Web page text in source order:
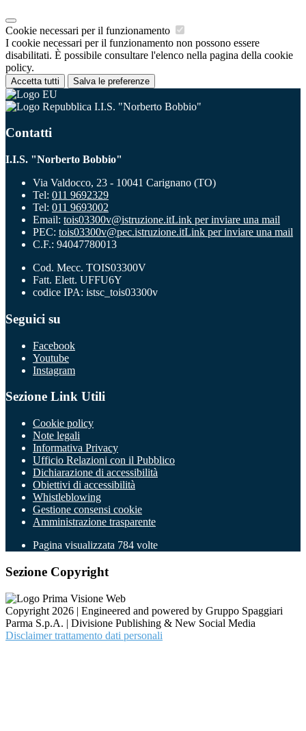
Cookie necessari per il funzionamento
I cookie necessari per il funzionamento non possono essere
disabilitati. È possibile consultare l'elenco nella pagina della cookie
policy.
Accetta tutti Salva le preferenze
I.I.S. "Norberto Bobbio"
Contatti
I.I.S. "Norberto Bobbio"
Via Valdocco, 23 - 10041 Carignano (TO)
Tel: 011 9692329
Tel: 011 9693002
Email: tois03300v@istruzione.itLink per inviare una mail
PEC: tois03300v@pec.istruzione.itLink per inviare una mail
C.F.: 94047780013
Cod. Mecc. TOIS03300V
Fatt. Elett. UFFU6Y
codice IPA: istsc_tois03300v
Seguici su
Facebook
Youtube
Instagram
Sezione Link Utili
Cookie policy
Note legali
Informativa Privacy
Ufficio Relazioni con il Pubblico
Dichiarazione di accessibilità
Obiettivi di accessibilità
Whistleblowing
Gestione consensi cookie
Amministrazione trasparente
Pagina visualizzata 784 volte
Sezione Copyright
Copyright 2026 | Engineered and powered by Gruppo Spaggiari
Parma S.p.A. | Divisione Publishing & New Social Media
Disclaimer trattamento dati personali